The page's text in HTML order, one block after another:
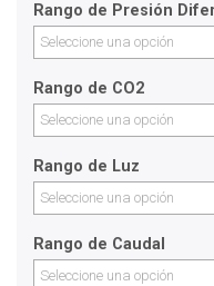
Rango de Presión
Seleccione una opción
Rango de CO2
Seleccione una opción
Rango de Luz
Seleccione una opción
Rango de Caudal
Seleccione una opción